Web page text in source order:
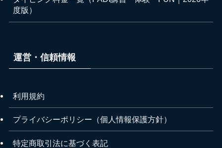
度版）
運営・信頼情報
利用規約
プライバシーポリシー（個人情報保護方針）
特定商取引法に基づく表記